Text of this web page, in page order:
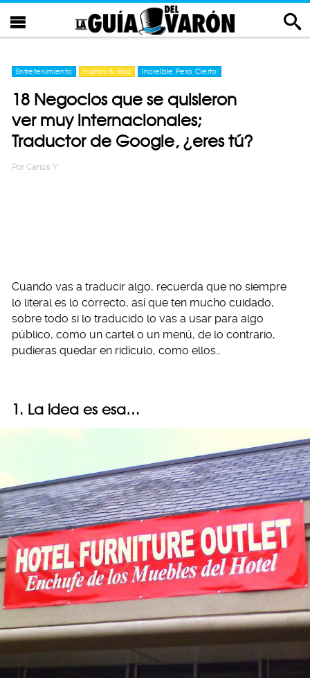
Entretenimiento Humor & Risa Increíble Pero Cierto
18 Negocios que se quisieron
ver muy internacionales;
Traductor de Google, ¿eres tú?
Por Carlos Y
Cuando vas a traducir algo, recuerda que no siempre
lo literal es lo correcto, así que ten mucho cuidado,
sobre todo si lo traducido lo vas a usar para algo
público, como un cartel o un menú, de lo contrario,
pudieras quedar en ridículo, como ellos…
1. La idea es esa…